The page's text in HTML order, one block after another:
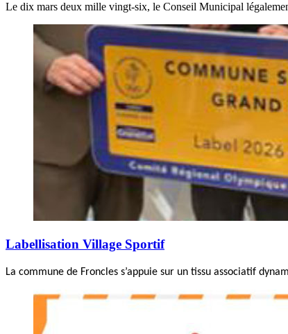
Le dix mars deux mille vingt-six, le Conseil Municipal
Labellisation Village Sportif
La commune de Froncles s’appuie sur un tissu associatif